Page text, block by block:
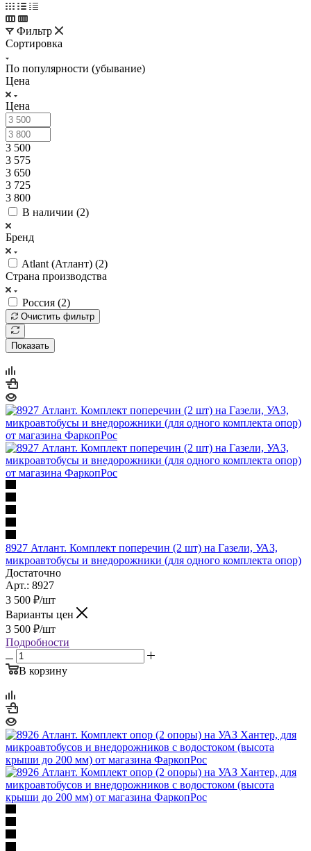
Фильтр
Сортировка
По популярности (убывание)
Цена
Цена
3 500
3 575
3 650
3 725
3 800
В наличии (2)
Бренд
Atlant (Атлант) (2)
Страна производства
Россия (2)
Очистить фильтр
Показать
8927 Атлант. Комплект поперечин (2 шт) на Газели, УАЗ,
микроавтобусы и внедорожники (для одного комплекта опор)
Достаточно
Арт.: 8927
3 500 ₽/шт
Варианты цен
3 500 ₽/шт
Подробности
В корзину